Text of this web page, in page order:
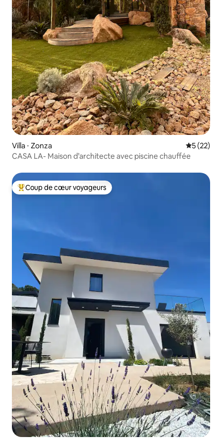
Villa ⋅ Zonza
5 (22)
CASA LA- Maison d’architecte avec piscine chauffée
Coups de cœur voyageurs les plus appréciés
Coup de cœur voyageurs